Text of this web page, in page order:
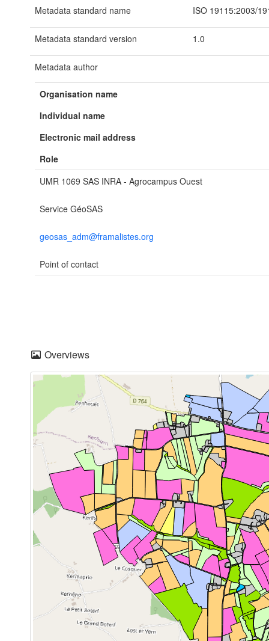
Metadata standard name
ISO 19115:2003/
Metadata standard version 1.0
Metadata author
Organisation name
Individual name
Electronic mail address
Role
UMR 1069 SAS INRA - Agrocampus Ouest
Service GéoSAS
geosas_adm@framalistes.org
Point of contact
Overviews